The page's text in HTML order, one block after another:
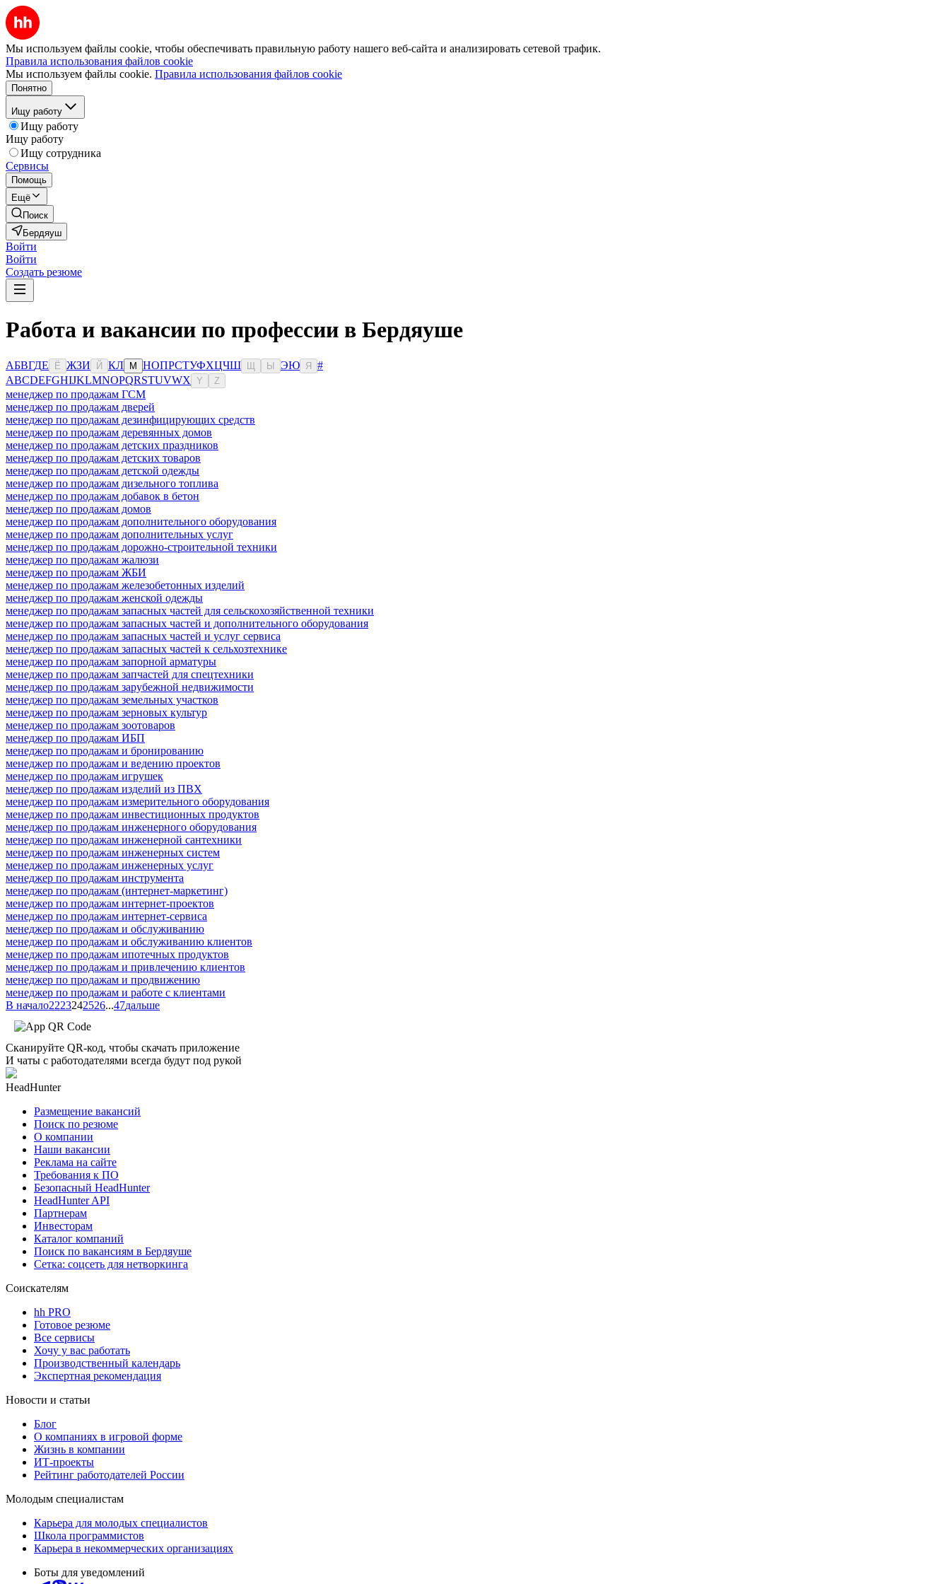
Мы используем файлы cookie, чтобы обеспечивать правильную работу нашего веб-сайта и анализировать сетевой трафик.
Правила использования файлов cookie
Мы используем файлы cookie. Правила использования файлов cookie
Понятно
Ищу работу
Ищу работу
Ищу работу
Ищу сотрудника
Сервисы
Помощь
Ещё
Поиск
Бердяуш
Войти
Войти
Создать резюме
Работа и вакансии по профессии в Бердяуше
АБВГДЕ Ё ЖЗИ Й КЛ М НОПРСТУФХЦЧШ Ы ЭЮ Я
#
ABCDEFGHIJKLMNOPQRSTUVWX Y Z
менеджер по продажам ГСМ
менеджер по продажам дверей
менеджер по продажам дезинфицирующих средств
менеджер по продажам деревянных домов
менеджер по продажам детских праздников
менеджер по продажам детских товаров
менеджер по продажам детской одежды
менеджер по продажам дизельного топлива
менеджер по продажам добавок в бетон
менеджер по продажам домов
менеджер по продажам дополнительного оборудования
менеджер по продажам дополнительных услуг
менеджер по продажам дорожно-строительной техники
менеджер по продажам жалюзи
менеджер по продажам ЖБИ
менеджер по продажам железобетонных изделий
менеджер по продажам женской одежды
менеджер по продажам запасных частей для сельскохозяйственной техники
менеджер по продажам запасных частей и дополнительного оборудования
менеджер по продажам запасных частей и услуг сервиса
менеджер по продажам запасных частей к сельхозтехнике
менеджер по продажам запорной арматуры
менеджер по продажам запчастей для спецтехники
менеджер по продажам зарубежной недвижимости
менеджер по продажам земельных участков
менеджер по продажам зерновых культур
менеджер по продажам зоотоваров
менеджер по продажам ИБП
менеджер по продажам и бронированию
менеджер по продажам и ведению проектов
менеджер по продажам игрушек
менеджер по продажам изделий из ПВХ
менеджер по продажам измерительного оборудования
менеджер по продажам инвестиционных продуктов
менеджер по продажам инженерного оборудования
менеджер по продажам инженерной сантехники
менеджер по продажам инженерных систем
менеджер по продажам инженерных услуг
менеджер по продажам инструмента
менеджер по продажам (интернет-маркетинг)
менеджер по продажам интернет-проектов
менеджер по продажам интернет-сервиса
менеджер по продажам и обслуживанию
менеджер по продажам и обслуживанию клиентов
менеджер по продажам ипотечных продуктов
менеджер по продажам и привлечению клиентов
менеджер по продажам и продвижению
менеджер по продажам и работе с клиентами
В начало2223242526...47дальше
Сканируйте QR-код, чтобы скачать приложение
И чаты с работодателями всегда будут под рукой
HeadHunter
Размещение вакансий
Поиск по резюме
О компании
Наши вакансии
Реклама на сайте
Требования к ПО
Безопасный HeadHunter
HeadHunter API
Партнерам
Инвесторам
Каталог компаний
Поиск по вакансиям в Бердяуше
Сетка: соцсеть для нетворкинга
Соискателям
hh PRO
Готовое резюме
Все сервисы
Хочу у вас работать
Производственный календарь
Экспертная рекомендация
Новости и статьи
Блог
О компаниях в игровой форме
Жизнь в компании
ИТ-проекты
Рейтинг работодателей России
Молодым специалистам
Карьера для молодых специалистов
Школа программистов
Карьера в некоммерческих организациях
Боты для уведомлений